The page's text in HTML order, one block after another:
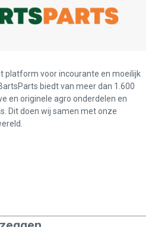
platform voor incourante en moeilijk
biedt van meer dan 1.600
en originele agro onderdelen en
Dit doen wij samen met onze